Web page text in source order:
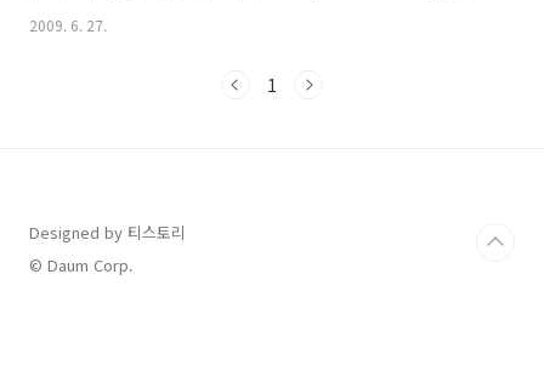
대한민국 청년 박정규의 희망여행 ( http://cafe.naver.com/kyulang )
http://blog.naver.com/yisj00 ) 5. Around the World on Two
2009. 6. 27.
1
Designed by 티스토리
© Daum Corp.